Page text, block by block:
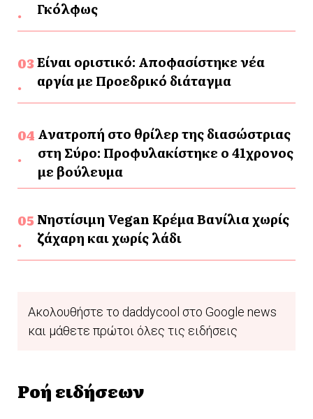
Γκόλφως
Είναι οριστικό: Αποφασίστηκε νέα
αργία με Προεδρικό διάταγμα
Ανατροπή στο θρίλερ της διασώστριας
στη Σύρο: Προφυλακίστηκε ο 41χρονος
με βούλευμα
Νηστίσιμη Vegan Κρέμα Βανίλια χωρίς
ζάχαρη και χωρίς λάδι
Ακολουθήστε το daddycool στο Google news
και μάθετε πρώτοι όλες τις ειδήσεις
Ροή ειδήσεων